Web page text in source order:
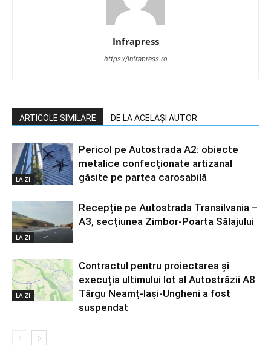
Infrapress
https://infrapress.ro
ARTICOLE SIMILARE DE LA ACELAȘI AUTOR
LA ZI
Pericol pe Autostrada A2: obiecte
metalice confecționate artizanal
găsite pe partea carosabilă
LA ZI
Recepție pe Autostrada Transilvania –
A3, secțiunea Zimbor-Poarta Sălajului
LA ZI
Contractul pentru proiectarea și
execuția ultimului lot al Autostrăzii A8
Târgu Neamț-Iași-Ungheni a fost
suspendat